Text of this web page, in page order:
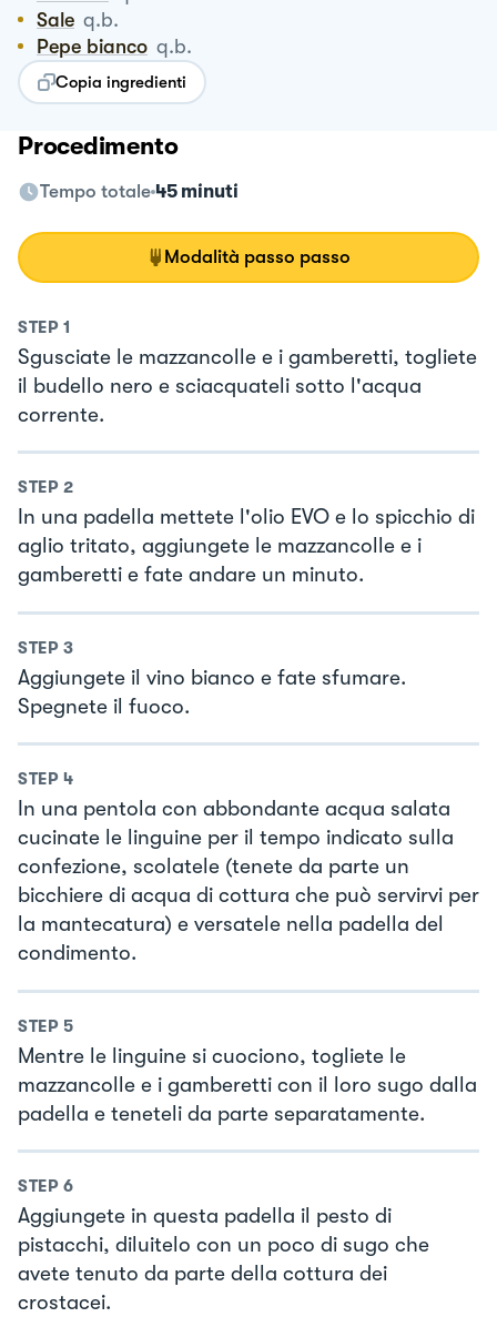
Sale q.b.
Pepe bianco q.b.
Copia ingredienti
Procedimento
Tempo totale 45 minuti
Modalità passo passo
STEP 1
Sgusciate le mazzancolle e i gamberetti, togliete
il budello nero e sciacquateli sotto l'acqua
corrente.
STEP 2
In una padella mettete l'olio EVO e lo spicchio di
aglio tritato, aggiungete le mazzancolle e i
gamberetti e fate andare un minuto.
STEP 3
Aggiungete il vino bianco e fate sfumare.
Spegnete il fuoco.
STEP 4
In una pentola con abbondante acqua salata
cucinate le linguine per il tempo indicato sulla
confezione, scolatele (tenete da parte un
bicchiere di acqua di cottura che può servirvi per
la mantecatura) e versatele nella padella del
condimento.
STEP 5
Mentre le linguine si cuociono, togliete le
mazzancolle e i gamberetti con il loro sugo dalla
padella e teneteli da parte separatamente.
STEP 6
Aggiungete in questa padella il pesto di
pistacchi, diluitelo con un poco di sugo che
avete tenuto da parte della cottura dei
crostacei.